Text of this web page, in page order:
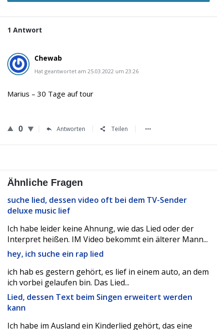
1 Antwort
Chewab
Hat geantwortet am 25.03.2022 um 23:26
Marius – 30 Tage auf tour
0 Antworten Teilen
Ähnliche Fragen
suche lied, dessen video oft bei dem TV-Sender
deluxe music lief
Ich habe leider keine Ahnung, wie das Lied oder der
Interpret heißen. IM Video bekommt ein älterer Mann...
hey, ich suche ein rap lied
ich hab es gestern gehört, es lief in einem auto, an dem
ich vorbei gelaufen bin. Das Lied...
Lied, dessen Text beim Singen erweitert werden
kann
Ich habe im Ausland ein Kinderlied gehört, das eine